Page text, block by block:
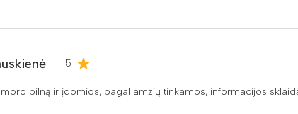
5
pilną ir įdomios, pagal amžių tinkamos, informacijos